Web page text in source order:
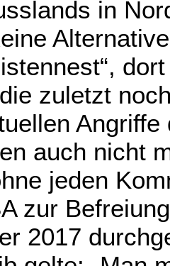
in
zuletzt
auch nicht
jeden
zur
2017